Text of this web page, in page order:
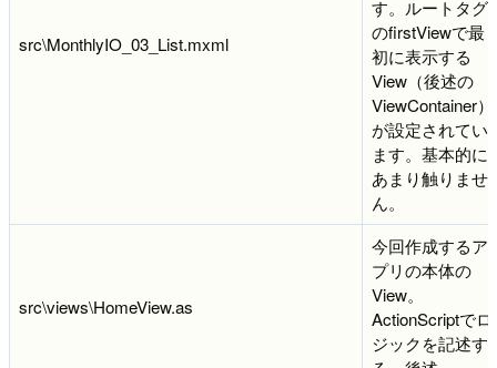
src\MonthlyIO_03_List.mxml
す。ルートタグ
のfirstViewで最
初に表示する
View（後述の
ViewContainer）
が設定されてい
ます。基本的に
あまり触りませ
ん。
src\views\HomeView.as
今回作成するア
プリの本体の
View。
ActionScriptでロ
ジックを記述す